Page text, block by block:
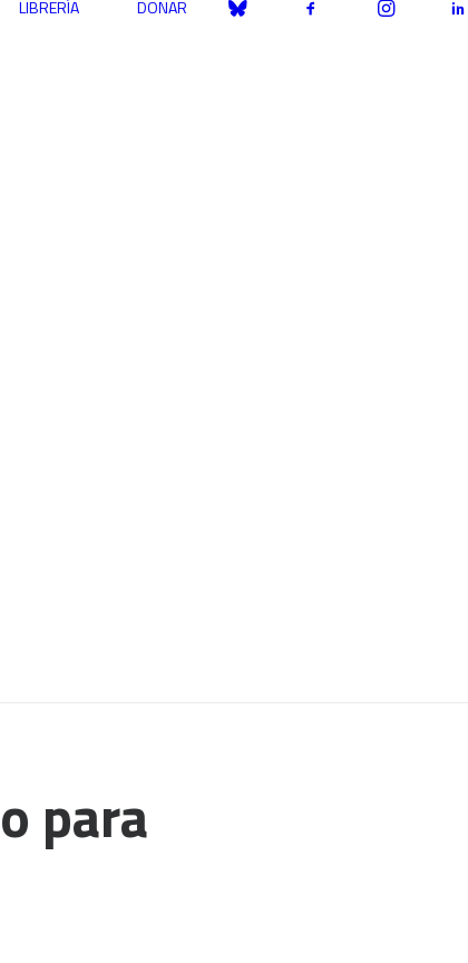
LIBRERÍA DONAR
para